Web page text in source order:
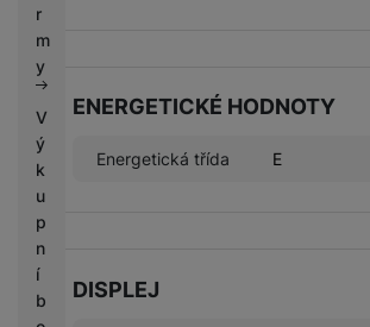
r
m
y
V
ý
k
u
p
n
í
b
ENERGETICKÉ HODNOTY
Energetická třída E
DISPLEJ